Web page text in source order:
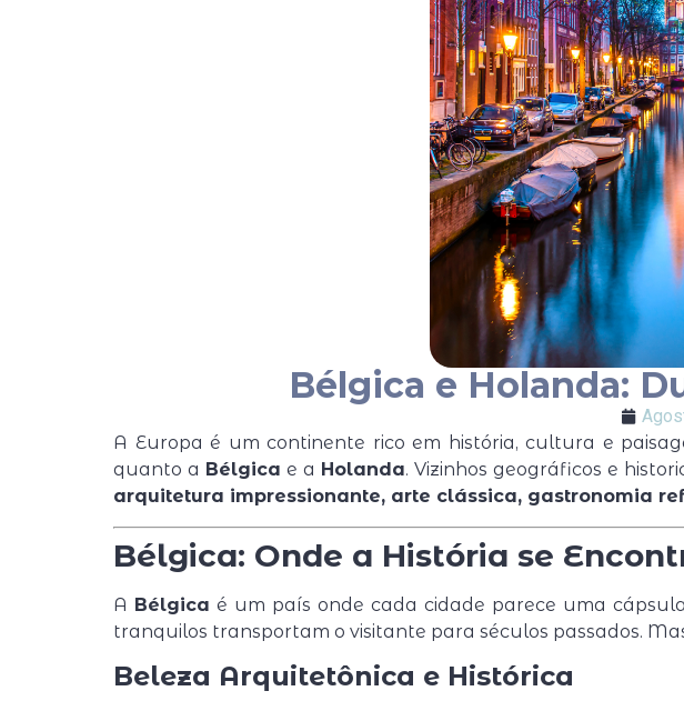
Bélgica e Holanda:
A Europa é um continente rico em história, cultura e
quanto a Bélgica e a Holanda. Vizinhos geográficos e
arquitetura impressionante, arte clássica, gastronomia
Bélgica: Onde a História se
A Bélgica é um país onde cada cidade parece uma
tranquilos transportam o visitante para séculos passados.
Beleza Arquitetônica e Histórica